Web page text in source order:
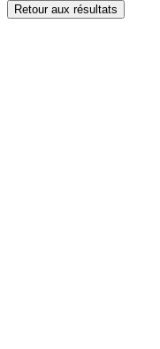
Retour aux résultats